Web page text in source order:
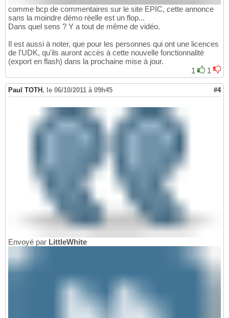
comme bcp de commentaires sur le site EPIC, cette annonce
sans la moindre démo réelle est un flop...
Dans quel sens ? Y a tout de même de vidéo.
Il est aussi à noter, que pour les personnes qui ont une licences
de l'UDK, qu'ils auront accès à cette nouvelle fonctionnalité
(export en flash) dans la prochaine mise à jour.
1
1
Paul TOTH , le 06/10/2011 à 09h45 #4
Envoyé par LittleWhite